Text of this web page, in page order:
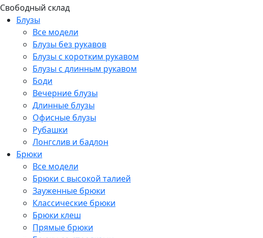
Свободный склад
Блузы
Все модели
Блузы без рукавов
Блузы с коротким рукавом
Блузы с длинным рукавом
Боди
Вечерние блузы
Длинные блузы
Офисные блузы
Рубашки
Лонгслив и бадлон
Брюки
Все модели
Брюки с высокой талией
Зауженные брюки
Классические брюки
Брюки клеш
Прямые брюки